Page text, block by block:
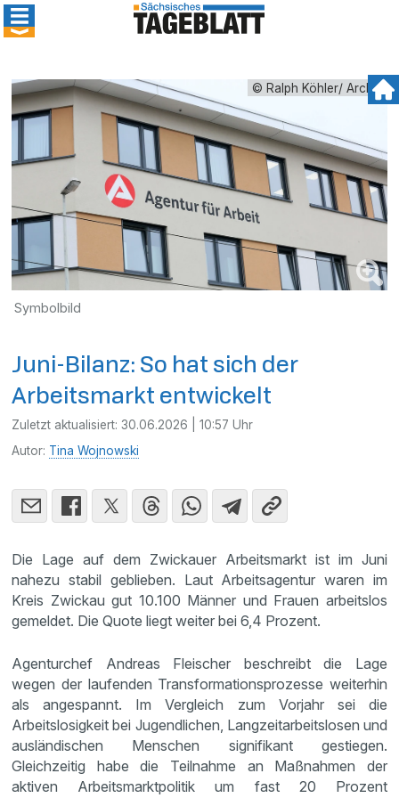
© Ralph Köhler/ Archiv
Symbolbild
Juni-Bilanz: So hat sich der
Arbeitsmarkt entwickelt
Zuletzt aktualisiert:30.06.2026 | 10:57 Uhr
Autor: Tina Wojnowski
Die Lage auf dem Zwickauer Arbeitsmarkt ist im Juni
nahezu stabil geblieben. Laut Arbeitsagentur waren im
Kreis Zwickau gut 10.100 Männer und Frauen arbeitslos
gemeldet. Die Quote liegt weiter bei 6,4 Prozent.
Agenturchef Andreas Fleischer beschreibt die Lage
wegen der laufenden Transformationsprozesse weiterhin
als angespannt. Im Vergleich zum Vorjahr sei die
Arbeitslosigkeit bei Jugendlichen, Langzeitarbeitslosen und
ausländischen Menschen signifikant gestiegen.
Gleichzeitig habe die Teilnahme an Maßnahmen der
aktiven Arbeitsmarktpolitik um fast 20 Prozent